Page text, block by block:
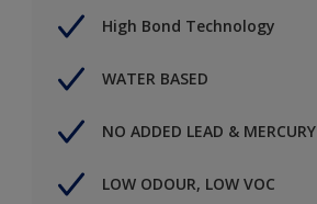
High Bond Technology
WATER BASED
NO ADDED LEAD & MERCURY
LOW ODOUR, LOW VOC